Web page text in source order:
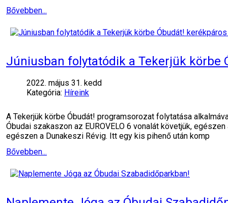
Bővebben...
Júniusban folytatódik a Tekerjük körbe
2022. május 31. kedd
Kategória: Híreink
A Tekerjük körbe Óbudát! programsorozat folytatása
Óbudai szakaszon az EUROVELO 6 vonalát követjük,
egészen a Dunakeszi Révig. Itt egy kis pihenő után komp
Bővebben...